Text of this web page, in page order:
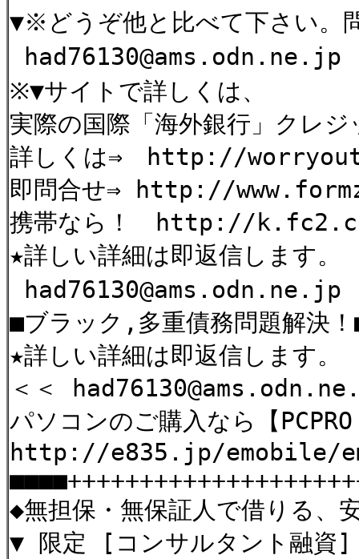
▼※どうぞ他と比べて下さい。
had76130@ams.odn.ne.jp
※▼サイトで詳しくは、
実際の国際「海外銀行」クレ
詳しくは⇒ http://
即問合せ⇒ http://
携帯なら！ http://
★詳しい詳細は即返信します。
had76130@ams.odn.ne.jp
■ブラック,多重債務問題解決
★詳しい詳細は即返信します。
＜＜
パソコンのご購入なら【
http://e835.jp/emobile/
◆無担保・無保証人で借りる、
▼ 限定 [コンサルタント融資]